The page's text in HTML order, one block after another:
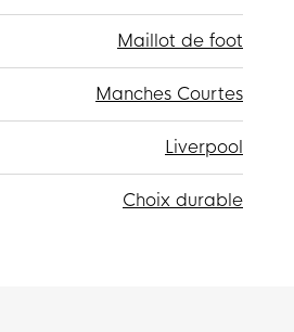
Maillot de foot
Manches Courtes
Liverpool
Choix durable